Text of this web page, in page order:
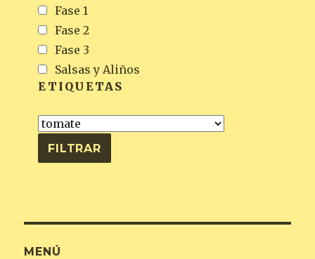
Fase 1
Fase 2
Fase 3
Salsas y Aliños
ETIQUETAS
MENÚ